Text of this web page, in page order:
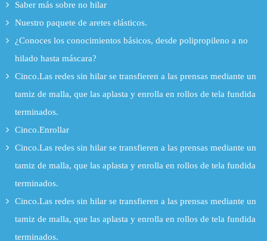
Saber más sobre no hilar
Nuestro paquete de aretes elásticos.
¿Conoces los conocimientos básicos, desde polipropileno a no
hilado hasta máscara?
Cinco.Las redes sin hilar se transfieren a las prensas mediante un
tamiz de malla, que las aplasta y enrolla en rollos de tela fundida
terminados.
Cinco.Enrollar
Cinco.Las redes sin hilar se transfieren a las prensas mediante un
tamiz de malla, que las aplasta y enrolla en rollos de tela fundida
terminados.
Cinco.Las redes sin hilar se transfieren a las prensas mediante un
tamiz de malla, que las aplasta y enrolla en rollos de tela fundida
terminados.